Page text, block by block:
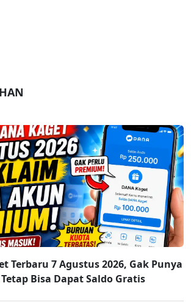
Terbaru 7 Agustus 2026, Gak Punya
Bisa Dapat Saldo Gratis